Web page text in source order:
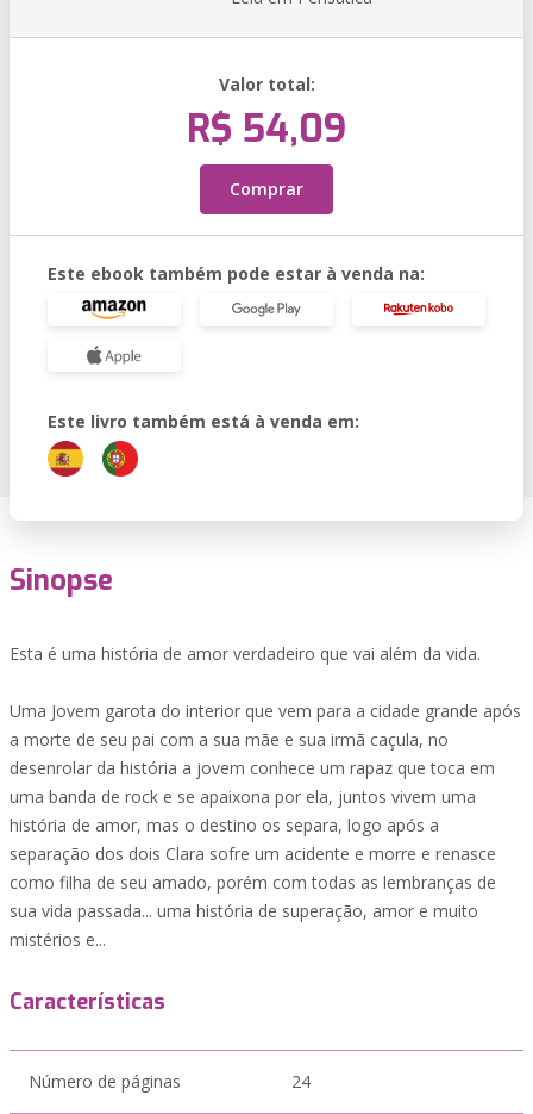
Valor total:
R$ 54,09
Comprar
Este ebook também pode estar à venda na:
Este livro também está à venda em:
Sinopse
Esta é uma história de amor verdadeiro que vai além da vida.
Uma Jovem garota do interior que vem para a cidade grande após
a morte de seu pai com a sua mãe e sua irmã caçula, no
desenrolar da história a jovem conhece um rapaz que toca em
uma banda de rock e se apaixona por ela, juntos vivem uma
história de amor, mas o destino os separa, logo após a
separação dos dois Clara sofre um acidente e morre e renasce
como filha de seu amado, porém com todas as lembranças de
sua vida passada... uma história de superação, amor e muito
mistérios e...
Características
Número de páginas 24